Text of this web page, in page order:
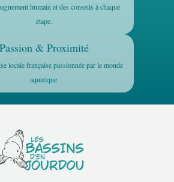
humain et des conseils à chaque
étape.
Passion & Proximité
locale française passionnée par le monde
aquatique.